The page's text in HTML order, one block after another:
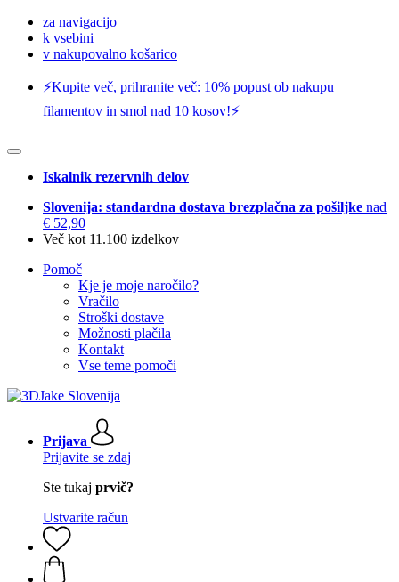
za navigacijo
k vsebini
v nakupovalno košarico
⚡️Kupite več, prihranite več: 10% popust ob nakupu
filamentov in smol nad 10 kosov!⚡️
Iskalnik rezervnih delov
Slovenija: standardna dostava brezplačna za pošiljke nad
€ 52,90
Več kot 11.100 izdelkov
Pomoč
Kje je moje naročilo?
Vračilo
Stroški dostave
Možnosti plačila
Kontakt
Vse teme pomoči
Prijava
Prijavite se zdaj
Ste tukaj prvič?
Ustvarite račun